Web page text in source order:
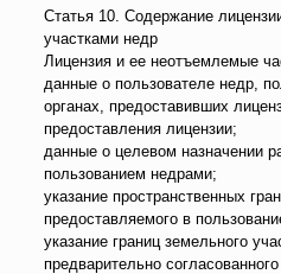
Статья 10. Содержание
участками недр
Лицензия и ее неотъемлемые
данные о пользователе недр,
органах, предоставивших
предоставления лицензии;
данные о целевом назначении
пользованием недрами;
указание пространственных
предоставляемого в
указание границ земельного
предварительно